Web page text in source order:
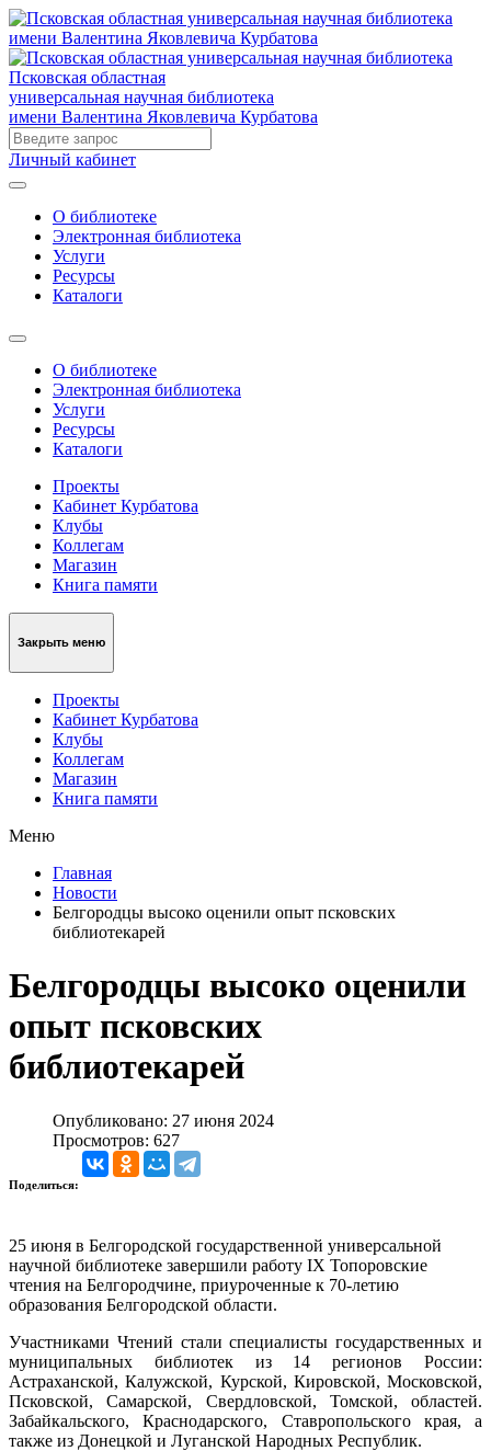
Псковская областная
универсальная научная библиотека
имени Валентина Яковлевича Курбатова
Личный кабинет
О библиотеке
Электронная библиотека
Услуги
Ресурсы
Каталоги
О библиотеке
Электронная библиотека
Услуги
Ресурсы
Каталоги
Проекты
Кабинет Курбатова
Клубы
Коллегам
Магазин
Книга памяти
Закрыть меню
Проекты
Кабинет Курбатова
Клубы
Коллегам
Магазин
Книга памяти
Меню
Главная
Новости
Белгородцы высоко оценили опыт псковских
библиотекарей
Белгородцы высоко оценили
опыт псковских
библиотекарей
Опубликовано: 27 июня 2024
Просмотров: 627
Поделиться:
25 июня в Белгородской государственной универсальной
научной библиотеке завершили работу IX Топоровские
чтения на Белгородчине, приуроченные к 70-летию
образования Белгородской области.
Участниками Чтений стали специалисты государственных и
муниципальных библиотек из 14 регионов России:
Астраханской, Калужской, Курской, Кировской, Московской,
Псковской, Самарской, Свердловской, Томской, областей.
Забайкальского, Краснодарского, Ставропольского края, а
также из Донецкой и Луганской Народных Республик.